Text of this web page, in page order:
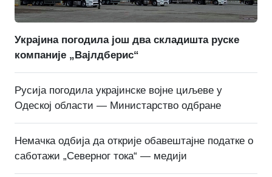
Украјина погодила још два складишта руске
компаније „Вајлдберис“
Русија погодила украјинске војне циљеве у
Одеској области — Министарство одбране
Немачка одбија да открије обавештајне податке о
саботажи „Северног тока“ — медији